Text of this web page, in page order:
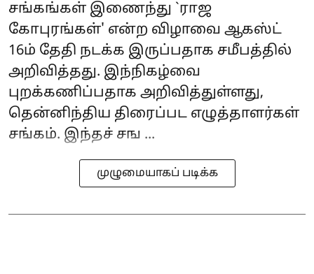
சங்கங்கள் இணைந்து `ராஜ
கோபுரங்கள்' என்ற விழாவை ஆகஸ்ட்
16ம் தேதி நடக்க இருப்பதாக சமீபத்தில்
அறிவித்தது. இந்நிகழ்வை
புறக்கணிப்பதாக அறிவித்துள்ளது,
தென்னிந்திய திரைப்பட எழுத்தாளர்கள்
சங்கம். இந்தச் சங ...
முழுமையாகப் படிக்க